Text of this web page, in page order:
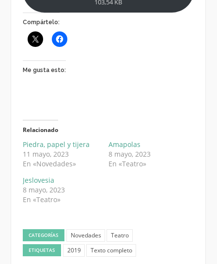
103,54 KB
Compártelo:
Me gusta esto:
Relacionado
Piedra, papel y tijera
11 mayo, 2023
En «Novedades»
Amapolas
8 mayo, 2023
En «Teatro»
Jeslovesia
8 mayo, 2023
En «Teatro»
CATEGORÍAS Novedades Teatro
ETIQUETAS 2019 Texto completo